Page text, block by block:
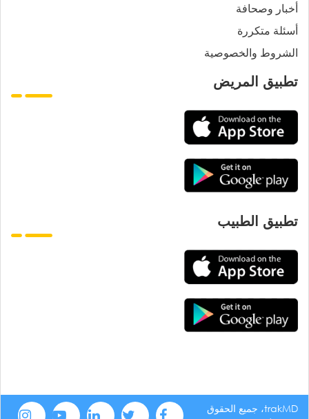
أخبار وصحافة
أسئلة متكررة
الشروط والخصوصية
تطبيق المريض
تطبيق الطبيب
trakMD، جميع الحقوق